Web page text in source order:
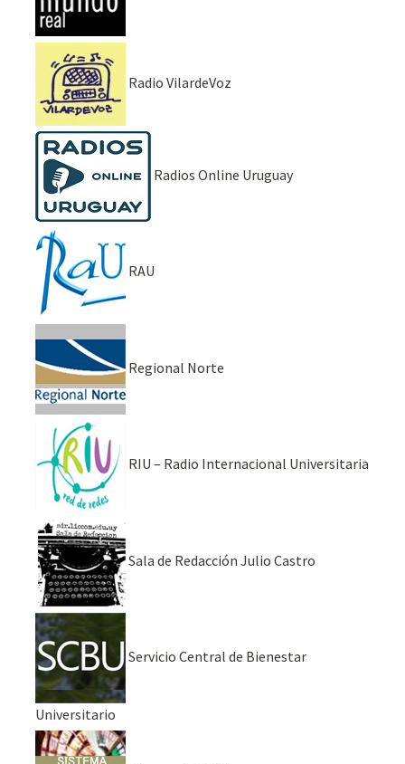
Radio VilardeVoz
Radios Online Uruguay
RAU
Regional Norte
RIU – Radio Internacional Universitaria
Sala de Redacción Julio Castro
Servicio Central de Bienestar
Universitario